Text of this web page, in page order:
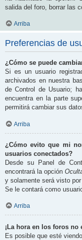
salida del foro, borrar las
Arriba
Preferencias de
¿Cómo se puede
Si es un usuario
archivados en nuestra
de Control de Usuario;
encuentra en la parte
permitirá cambiar sus
Arriba
¿Cómo evito que mi
usuarios conectados?
Desde su Panel de
encontrará la opción
y solamente será visto
Se le contará como
Arriba
¡La hora en los foros no
Es posible que esté